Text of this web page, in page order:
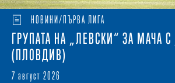
НОВИНИ/ПЪРВА ЛИГА
ГРУПАТА НА „ЛЕВСКИ“ ЗА МАЧА
(ПЛОВДИВ)
7 август 2026